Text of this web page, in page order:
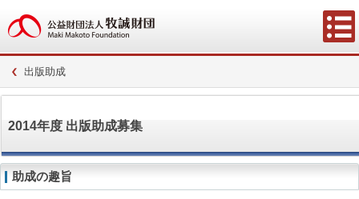
出版助成
2014年度 出版助成募集
助成の趣旨